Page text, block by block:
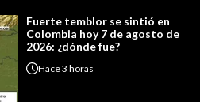
Fuerte temblor se sintió en
Colombia hoy 7 de agosto de
2026: ¿dónde fue?
Hace3 horas